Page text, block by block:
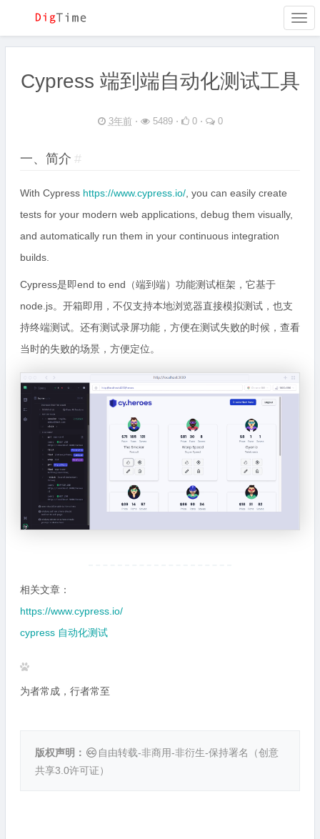
Cypress 端到端自动化测试工具
3年前 ⋅ 5489 ⋅ 0 ⋅ 0
一、简介 #
With Cypress https://www.cypress.io/, you can easily create
tests for your modern web applications, debug them visually,
and automatically run them in your continuous integration
builds.
Cypress是即end to end（端到端）功能测试框架，它基于
node.js。开箱即用，不仅支持本地浏览器直接模拟测试，也支
持终端测试。还有测试录屏功能，方便在测试失败的时候，查看
当时的失败的场景，方便定位。
相关文章：
https://www.cypress.io/
cypress 自动化测试
为者常成，行者常至
版权声明： 自由转载-非商用-非衍生-保持署名（创意
共享3.0许可证）